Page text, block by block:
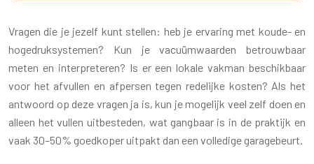
Vragen die je jezelf kunt stellen: heb je ervaring met koude- en
hogedruksystemen? Kun je vacuümwaarden betrouwbaar
meten en interpreteren? Is er een lokale vakman beschikbaar
voor het afvullen en afpersen tegen redelijke kosten? Als het
antwoord op deze vragen ja is, kun je mogelijk veel zelf doen en
alleen het vullen uitbesteden, wat gangbaar is in de praktijk en
vaak 30–50% goedkoper uitpakt dan een volledige garagebeurt.